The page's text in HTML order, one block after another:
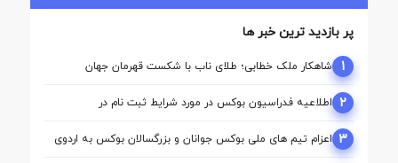
پر بازدید ترین خبر ها
1 شاهکار ملک‌ خطابی؛ طلای ناب با شکست قهرمان جهان
2 اطلاعیه فدراسیون بوکس در مورد شرایط ثبت نام در
کمیسیون ها
3 اعزام تیم ‌های ملی بوکس جوانان و بزرگسالان بوکس به اردوی
مشترک ازبکستان